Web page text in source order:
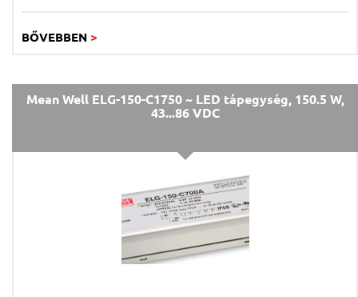
BŐVEBBEN >
Mean Well ELG-150-C1750 ~ LED tápegység, 150.5 W,
43...86 VDC